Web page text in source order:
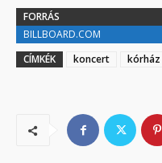
FORRÁS
BILLBOARD.COM
CÍMKÉK
koncert kórház